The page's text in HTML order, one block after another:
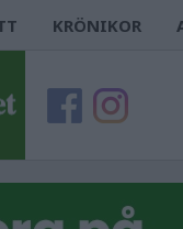
KRÖNIKOR